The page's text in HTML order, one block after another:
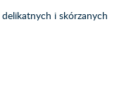
i skórzanych